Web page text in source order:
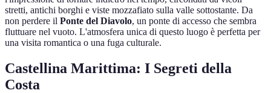
stretti, antichi borghi e viste mozzafiato sulla valle sottostante. Da
non perdere il Ponte del Diavolo, un ponte di accesso che sembra
fluttuare nel vuoto. L'atmosfera unica di questo luogo è perfetta per
una visita romantica o una fuga culturale.
Castellina Marittima: I Segreti della
Costa